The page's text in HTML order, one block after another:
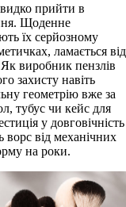
прийти в
Щоденне
їх серйозному
ламається від
Як виробник пензлів
захисту навіть
геометрію вже за
тубус чи кейс для
у довговічність
від механічних
на роки.